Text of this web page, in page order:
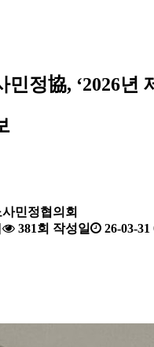
민정協, ‘2026년
민정협의회
381회 작성일 26-03-31